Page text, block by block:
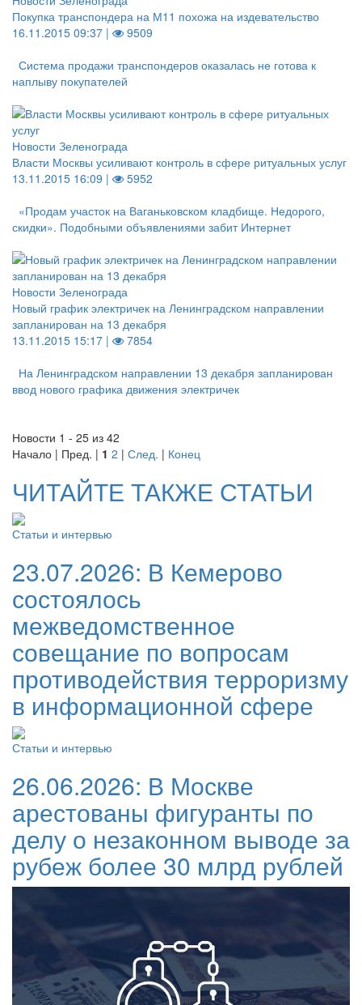
Покупка транспондера на М11 похожа на издевательство
16.11.2015 09:37 |
9509
Система продажи транспондеров оказалась не готова к
наплыву покупателей
Новости Зеленограда
Власти Москвы усиливают контроль в сфере ритуальных услуг
13.11.2015 16:09 |
5952
«Продам участок на Ваганьковском кладбище. Недорого,
скидки». Подобными объявлениями забит Интернет
Новости Зеленограда
Новый график электричек на Ленинградском направлении
запланирован на 13 декабря
13.11.2015 15:17 |
7854
На Ленинградском направлении 13 декабря запланирован
ввод нового графика движения электричек
Новости 1 - 25 из 42
Начало | Пред. | 1 2 | След. | Конец
ЧИТАЙТЕ ТАКЖЕ СТАТЬИ
Статьи и интервью
23.07.2026: В Кемерово
состоялось
межведомственное
совещание по вопросам
противодействия терроризму
в информационной сфере
Статьи и интервью
26.06.2026: В Москве
арестованы фигуранты по
делу о незаконном выводе за
рубеж более 30 млрд рублей